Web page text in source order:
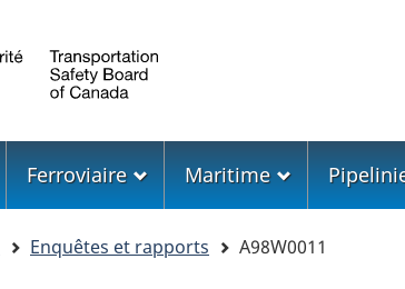
Ferroviaire Maritime
Enquêtes et rapports A98W0011